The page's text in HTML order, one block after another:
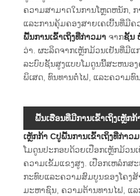
ຄວາມສາມາດໃນການໂຫຼດຫນັກ,
ແລະການຄຸ້ມຄອງສາຍເຄເບີ້ນທີ່ມີ
ພື້ນການເຂົ້າເຖິງທີ່ກ່າວມາ ຈາກຊັ້ນ
ວ່າ. ຜະລິດຈາກເຫຼັກມ້ວນເຢັນທີ່ມີ
ລະບົບຊັ້ນສູງແບບໂມດູນນີ້ສະຫນອ
ພິເສດ, ທົນທານຕໍ່ໄຟ, ແລະຄວາມທົ
ພື້ນເຮືອນທີ່ມີການເຂົ້າເຖິງເຫຼັກ
ເຫຼັກກ້າ Cປູພື້ນການເຂົ້າເຖິງທີ່ກ່າວ
ໂມດູນປະກອບດ້ວຍເປືອກເຫຼັກມ້ວນ
ຄວາມເຂັ້ມແຂງສູງ. ເປືອກເຫລໍກສ
ກະທົບແລະຄວາມສົມບູນຂອງໂຄງ
ມະຫາຊົນ, ຄວາມຕ້ານທານໄຟ, ແລ